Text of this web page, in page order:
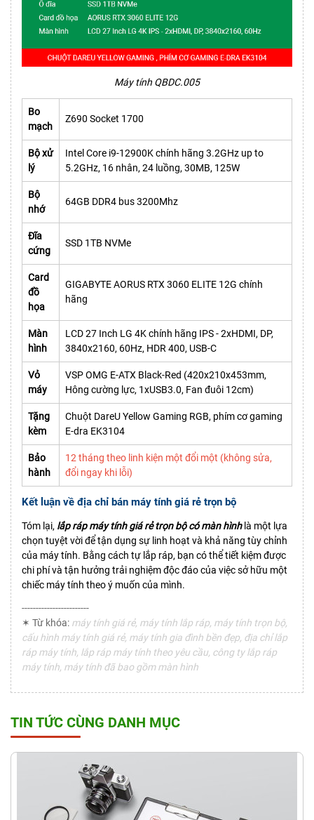
Máy tính QBDC.005
Bo
mạch
Z690 Socket 1700
Bộ xử
lý
Intel Core i9-12900K chính hãng 3.2GHz up to
5.2GHz, 16 nhân, 24 luồng, 30MB, 125W
Bộ
nhớ
64GB DDR4 bus 3200Mhz
Đĩa
cứng
SSD 1TB NVMe
Card
đồ
họa
GIGABYTE AORUS RTX 3060 ELITE 12G chính
hãng
Màn
hình
LCD 27 Inch LG 4K chính hãng IPS - 2xHDMI, DP,
3840x2160, 60Hz, HDR 400, USB-C
Vỏ
máy
VSP OMG E-ATX Black-Red (420x210x453mm,
Hông cường lực, 1xUSB3.0, Fan đuôi 12cm)
Tặng
kèm
Chuột DareU Yellow Gaming RGB, phím cơ gaming
E-dra EK3104
Bảo
hành
12 tháng theo linh kiện một đổi một (không sửa,
đổi ngay khi lỗi)
Kết luận về địa chỉ bán máy tính giá rẻ trọn bộ
Tóm lại, lắp ráp máy tính giá rẻ trọn bộ có màn hìnhlà một lựa
chọn tuyệt vời để tận dụng sự linh hoạt và khả năng tùy chỉnh
của máy tính. Bằng cách tự lắp ráp, bạn có thể tiết kiệm được
chi phí và tận hưởng trải nghiệm độc đáo của việc sở hữu một
chiếc máy tính theo ý muốn của mình.
------------------------
✶ Từ khóa: máy tính giá rẻ, máy tính lắp ráp, máy tính trọn bộ,
cấu hình máy tính giá rẻ, máy tính gia đình bền đẹp, địa chỉ lắp
ráp máy tính, lắp ráp máy tính theo yêu cầu, công ty lắp ráp
máy tính, máy tính đã bao gồm màn hình
TIN TỨC CÙNG DANH MỤC